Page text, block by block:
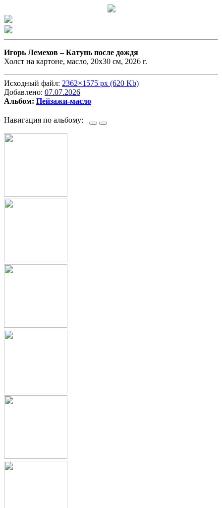
Игорь Лемехов –Катунь после дождя
Холст на картоне, масло, 20х30 см, 2026 г.
Исходный файл: 2362×1575 px (620 Kb)
Добавлено: 07.07.2026
Альбом: Пейзажи-масло
Навигация по альбому: